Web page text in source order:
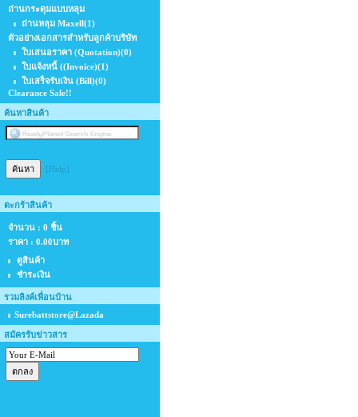
ถ่านกระดุมแบบหลุม
ถ่านหลุม Maxell(1)
ตัวอย่างเอกสารสำหรับลูกค้าบริษัท
ใบเสนอราคา (Quotation)(0)
ใบแจ้งหนี้ ((Invoice)(1)
ใบเสร็จรับเงิน (Bill)(0)
Clearance Sale!!
ค้นหาสินค้า
[Help]
ตะกร้าสินค้า
จำนวน : 0 ชิ้น
ราคา : 0.00บาท
ดูสินค้า
ชำระเงิน
รวมลิงค์เพื่อนบ้าน
Surebattstore@Lazada
สมัครรับข่าวสาร